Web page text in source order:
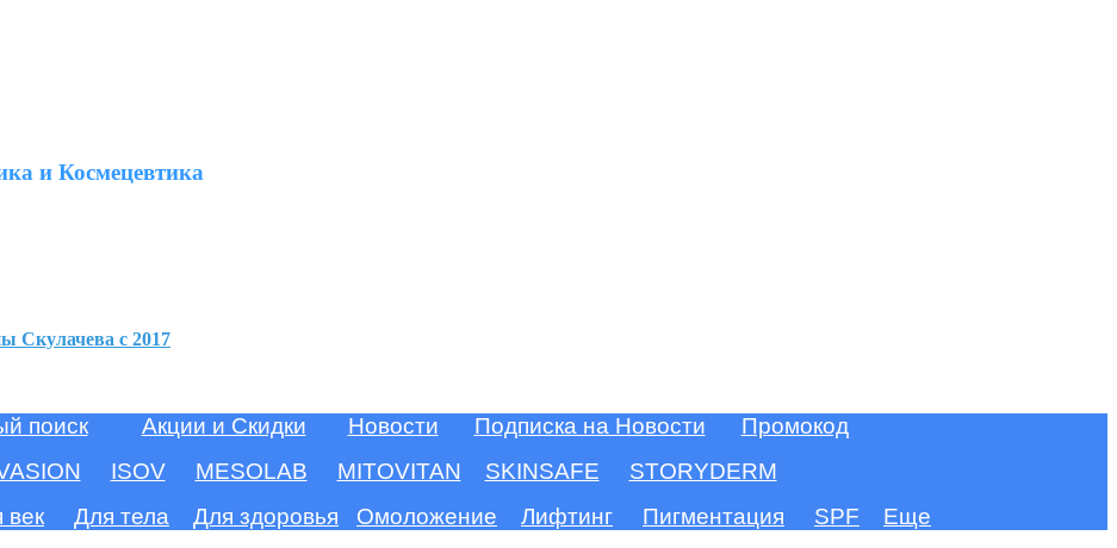
и Космецевтика
Скулачева c 2017
поиск Акции и Скидки Новости Подписка на Новости
Промокод
ISOV MESOLAB MITOVITAN SKINSAFE
STORYDERM
век Для тела Для здоровья Омоложение Лифтинг Пигментация SPF Еще